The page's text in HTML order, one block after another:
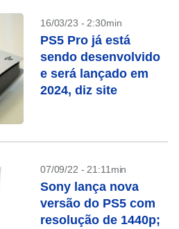
16/03/23 - 2:30min
PS5 Pro já está
sendo desenvolvido
e será lançado em
2024, diz site
07/09/22 - 21:11min
Sony lança nova
versão do PS5 com
resolução de 1440p;